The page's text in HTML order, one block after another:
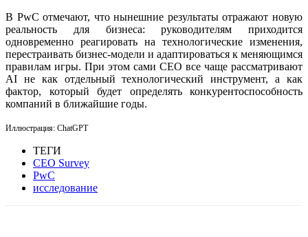
В PwC отмечают, что нынешние результаты отражают новую
реальность для бизнеса: руководителям приходится
одновременно реагировать на технологические изменения,
перестраивать бизнес-модели и адаптироваться к меняющимся
правилам игры. При этом сами CEO все чаще рассматривают
AI не как отдельный технологический инструмент, а как
фактор, который будет определять конкурентоспособность
компаний в ближайшие годы.
Иллюстрация: ChatGPT
ТЕГИ
CEO Survey
PwC
исследование